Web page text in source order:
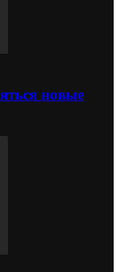
новые